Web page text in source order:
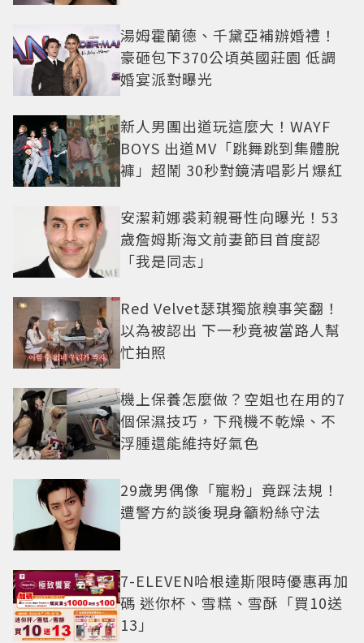
湯姆霍蘭德、千黛亞補辦婚禮！
豪砸包下370公頃英國莊園 低調
婚宴派對曝光
新人男團出道玩這麼大！WAYF
BOYS 出道MV「跳舞跳到集體脫
褲」超鬧 30秒對鏡清唱影片爆紅
安潔莉娜裘莉親哥性向曝光！53
歲詹姆斯海文前妻節目首度認
「我是同志」
Red Velvet瑟琪獨旅糗事笑翻！
以為被認出 下一秒竟被當路人幫
忙拍照
機上保養怎麼做？空姐也在用的7
個保濕技巧，下飛機不乾燥、不
浮腫還能維持好氣色
29歲男偶像「寵粉」竟踩法規！
遭警方約談後現身籲粉絲守法
7-ELEVEN哈根達斯限時優惠再加
碼 迷你杯、雪糕、雪酥「買10送
13」